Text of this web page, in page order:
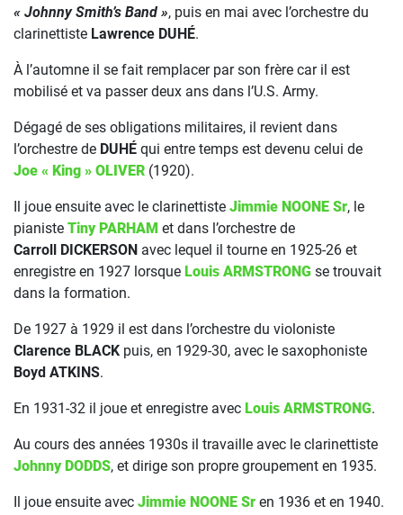
« Johnny Smith’s Band », puis en mai avec l’orchestre du
clarinettiste Lawrence DUHÉ.
À l’automne il se fait remplacer par son frère car il est
mobilisé et va passer deux ans dans l’U.S. Army.
Dégagé de ses obligations militaires, il revient dans
l’orchestre de DUHÉ qui entre temps est devenu celui de
Joe « King » OLIVER (1920).
Il joue ensuite avec le clarinettiste Jimmie NOONE Sr, le
pianiste Tiny PARHAM et dans l’orchestre de
Carroll DICKERSON avec lequel il tourne en 1925-26 et
enregistre en 1927 lorsque Louis ARMSTRONG se trouvait
dans la formation.
De 1927 à 1929 il est dans l’orchestre du violoniste
Clarence BLACK puis, en 1929-30, avec le saxophoniste
Boyd ATKINS.
En 1931-32 il joue et enregistre avec Louis ARMSTRONG.
Au cours des années 1930s il travaille avec le clarinettiste
Johnny DODDS, et dirige son propre groupement en 1935.
Il joue ensuite avec Jimmie NOONE Sr en 1936 et en 1940.